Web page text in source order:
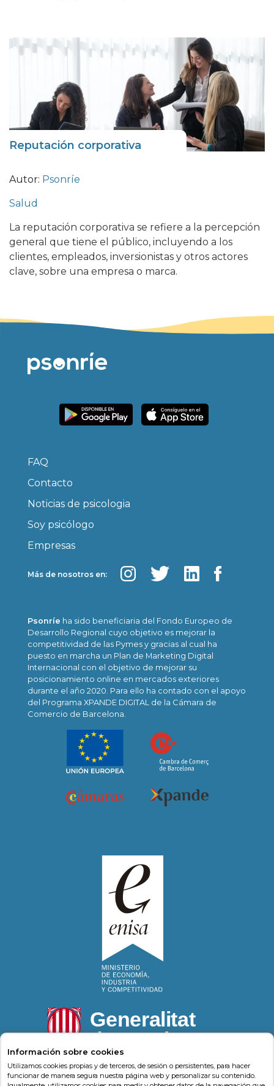
Reputación corporativa
Autor: Psonríe
Salud
La reputación corporativa se refiere a la percepción
general que tiene el público, incluyendo a los
clientes, empleados, inversionistas y otros actores
clave, sobre una empresa o marca.
FAQ
Contacto
Noticias de psicologia
Soy psicólogo
Empresas
Más de nosotros en:
Psonríe ha sido beneficiaria del Fondo Europeo de
Desarrollo Regional cuyo objetivo es mejorar la
competitividad de las Pymes y gracias al cual ha
puesto en marcha un Plan de Marketing Digital
Internacional con el objetivo de mejorar su
posicionamiento online en mercados exteriores
durante el año 2020. Para ello ha contado con el apoyo
del Programa XPANDE DIGITAL de la Cámara de
Comercio de Barcelona.
Información sobre cookies
Utilizamos cookies propias y de terceros, de sesión o persistentes, para hacer
funcionar de manera segura nuestra página web y personalizar su contenido.